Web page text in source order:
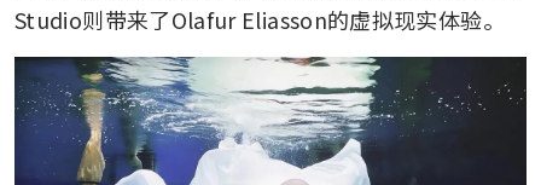
Studio则带来了Olafur Eliasson的虚拟现实体验。